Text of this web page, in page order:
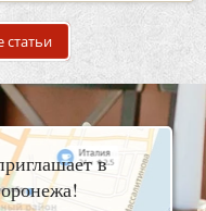
статьи
в